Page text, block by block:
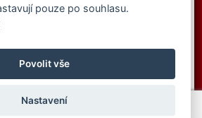
pro rozvoj
- Všechna práva
Vytvořilo studio
pouze po souhlasu.
Povolit vše
Nastavení